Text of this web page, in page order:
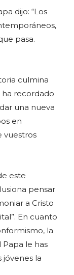
dijo: “Los
pasa.
culmina
ha recordado
una nueva
en
vuestros
este
pensar
a Cristo
En cuanto
la
Papa le has
la